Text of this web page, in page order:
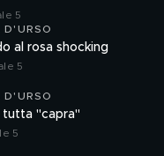
5
al rosa shocking
5
tutta "capra"
5